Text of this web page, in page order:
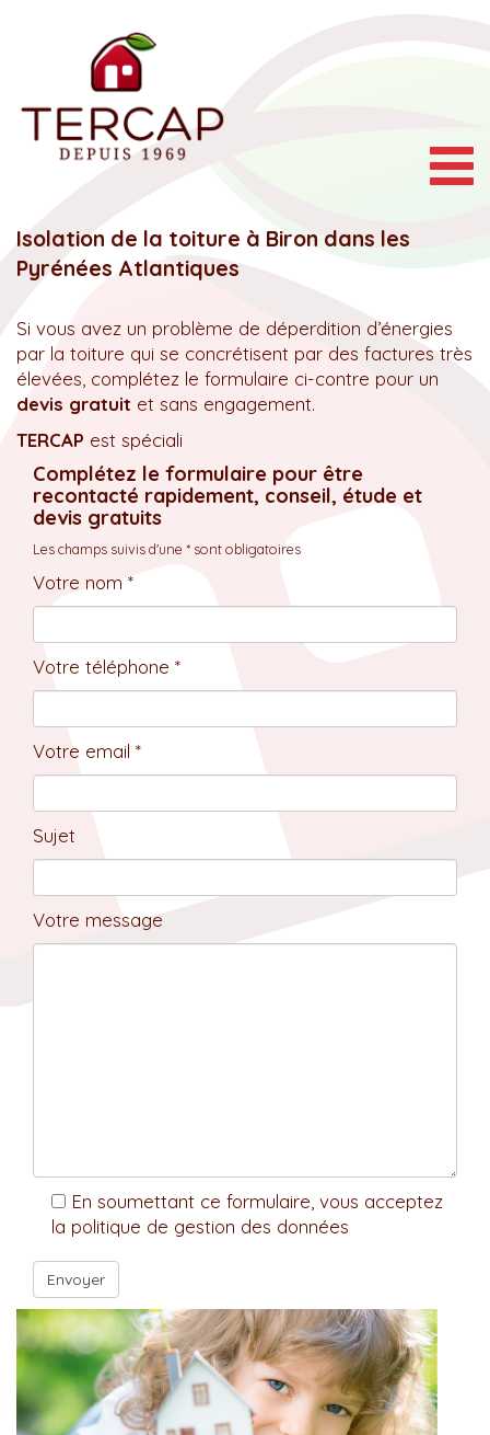
Isolation de la toiture à Biron dans les
Pyrénées Atlantiques
Si vous avez un problème de déperdition d’énergies
par la toiture qui se concrétisent par des factures très
élevées, complétez le formulaire ci-contre pour un
devis gratuit et sans engagement.
TERCAP est spéciali
Complétez le formulaire pour être
recontacté rapidement, conseil, étude et
devis gratuits
Les champs suivis d'une * sont obligatoires
Votre nom *
Votre téléphone *
Votre email *
Sujet
Votre message
En soumettant ce formulaire, vous acceptez
la politique de gestion des données